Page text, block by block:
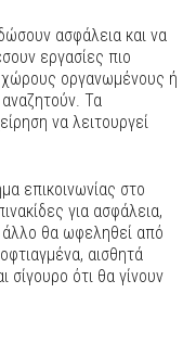
ασφάλεια και να
εργασίες πιο
χώρους οργανωμένους ή
Τα
να λειτουργεί
επικοινωνίας στο
για ασφάλεια,
θα ωφεληθεί από
αισθητά
σίγουρο ότι θα γίνουν